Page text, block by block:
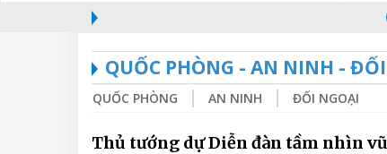
QUỐC PHÒNG - AN NINH -
QUỐC PHÒNG AN NINH ĐỐI NGOẠI
Thủ tướng dự Diễn đàn tầm nhìn